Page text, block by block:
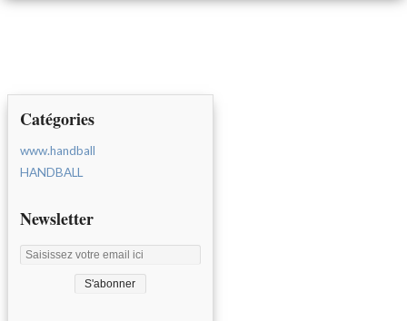
Catégories
www.handball
HANDBALL
Newsletter